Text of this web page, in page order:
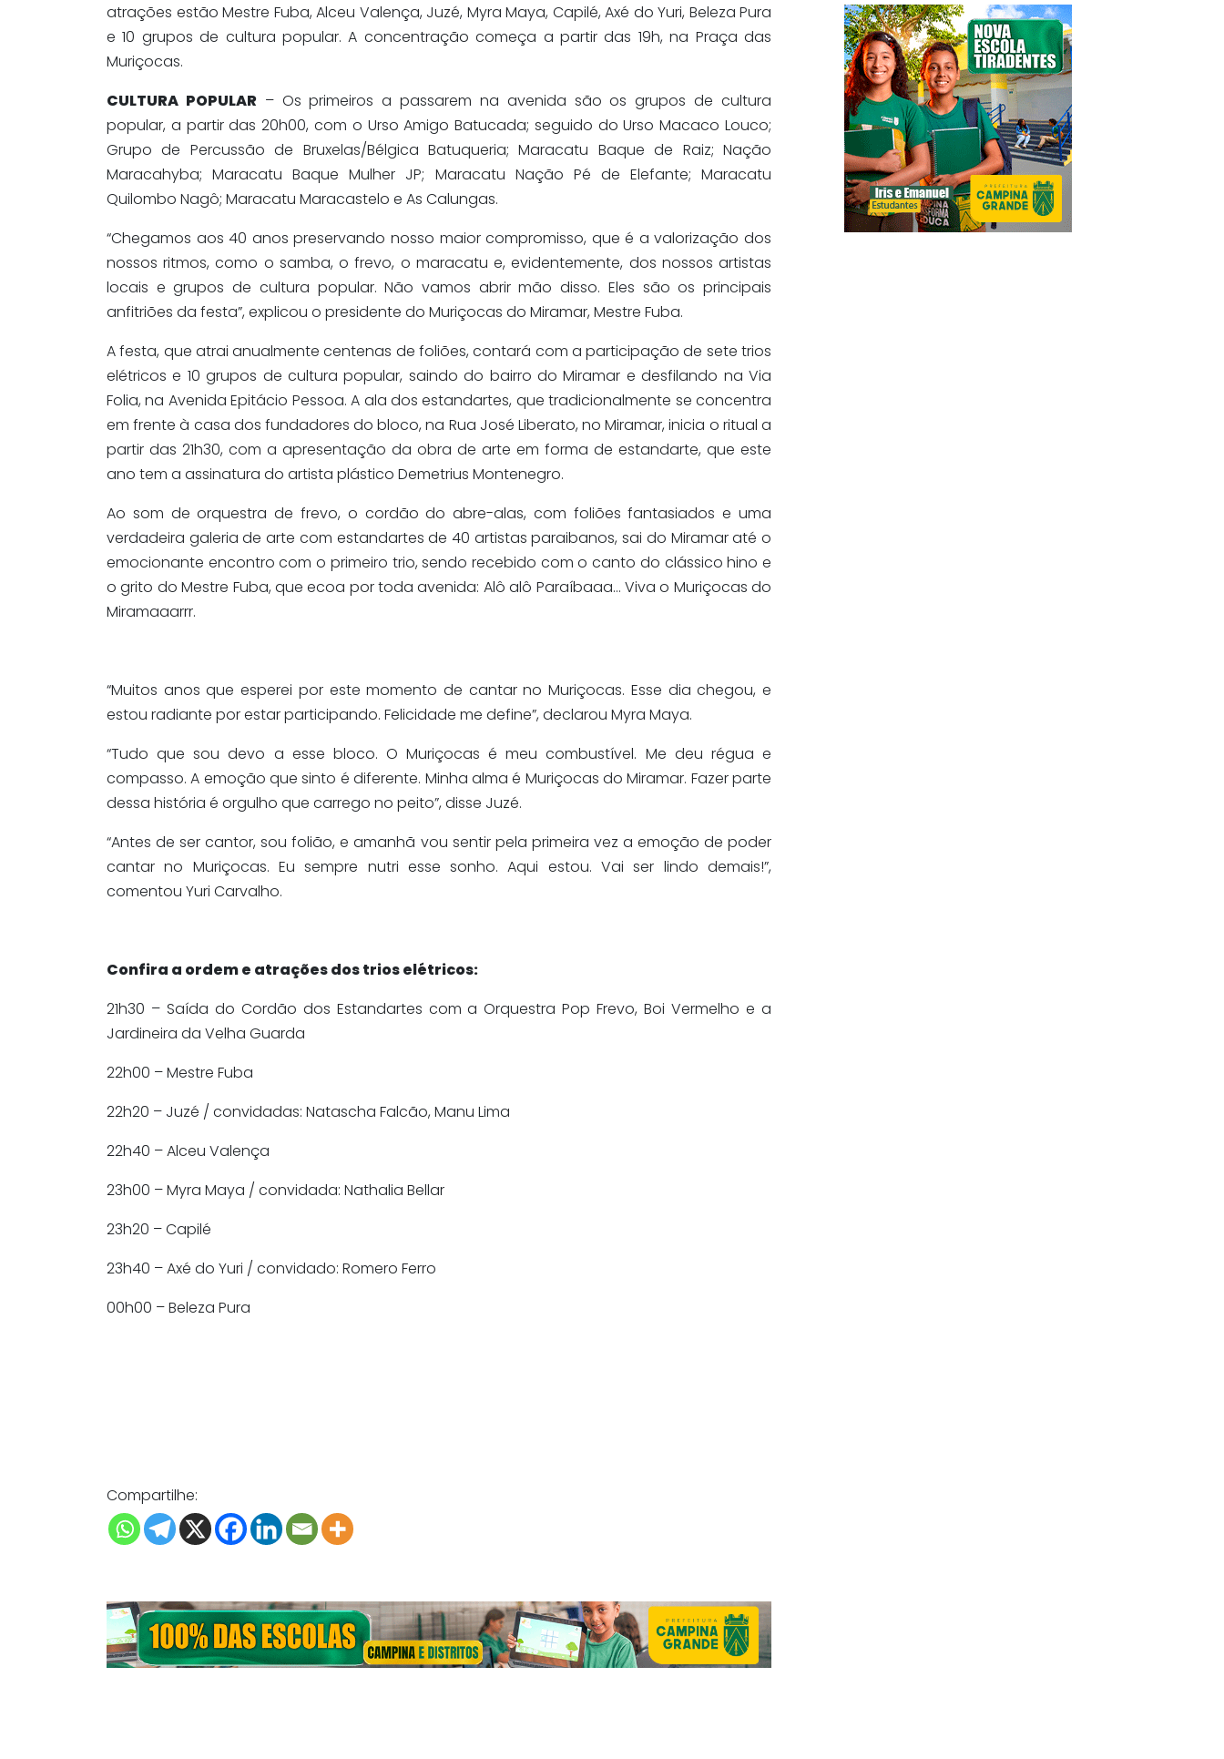
atrações estão Mestre Fuba, Alceu Valença, Juzé, Myra Maya, Capilé, Axé do Yuri, Beleza Pura
e 10 grupos de cultura popular. A concentração começa a partir das 19h, na Praça das
Muriçocas.
CULTURA POPULAR– Os primeiros a passarem na avenida são os grupos de cultura
popular, a partir das 20h00, com o Urso Amigo Batucada; seguido do Urso Macaco Louco;
Grupo de Percussão de Bruxelas/Bélgica Batuqueria; Maracatu Baque de Raiz; Nação
Maracahyba; Maracatu Baque Mulher JP; Maracatu Nação Pé de Elefante; Maracatu
Quilombo Nagô; Maracatu Maracastelo e As Calungas.
“Chegamos aos 40 anos preservando nosso maior compromisso, que é a valorização dos
nossos ritmos, como o samba, o frevo, o maracatu e, evidentemente, dos nossos artistas
locais e grupos de cultura popular. Não vamos abrir mão disso. Eles são os principais
anfitriões da festa”, explicou o presidente do Muriçocas do Miramar, Mestre Fuba.
A festa, que atrai anualmente centenas de foliões, contará com a participação de sete trios
elétricos e 10 grupos de cultura popular, saindo do bairro do Miramar e desfilando na Via
Folia, na Avenida Epitácio Pessoa. A ala dos estandartes, que tradicionalmente se concentra
em frente à casa dos fundadores do bloco, na Rua José Liberato, no Miramar, inicia o ritual a
partir das 21h30, com a apresentação da obra de arte em forma de estandarte, que este
ano tem a assinatura do artista plástico Demetrius Montenegro.
Ao som de orquestra de frevo, o cordão do abre-alas, com foliões fantasiados e uma
verdadeira galeria de arte com estandartes de 40 artistas paraibanos, sai do Miramar até o
emocionante encontro com o primeiro trio, sendo recebido com o canto do clássico hino e
o grito do Mestre Fuba, que ecoa por toda avenida: Alô alô Paraíbaaa… Viva o Muriçocas do
Miramaaarrr.
“Muitos anos que esperei por este momento de cantar no Muriçocas. Esse dia chegou, e
estou radiante por estar participando. Felicidade me define”, declarou Myra Maya.
“Tudo que sou devo a esse bloco. O Muriçocas é meu combustível. Me deu régua e
compasso. A emoção que sinto é diferente. Minha alma é Muriçocas do Miramar. Fazer parte
dessa história é orgulho que carrego no peito”, disse Juzé.
“Antes de ser cantor, sou folião, e amanhã vou sentir pela primeira vez a emoção de poder
cantar no Muriçocas. Eu sempre nutri esse sonho. Aqui estou. Vai ser lindo demais!”,
comentou Yuri Carvalho.
Confira a ordem e atrações dos trios elétricos:
21h30 – Saída do Cordão dos Estandartes com a Orquestra Pop Frevo, Boi Vermelho e a
Jardineira da Velha Guarda
22h00 – Mestre Fuba
22h20 – Juzé / convidadas: Natascha Falcão, Manu Lima
22h40 – Alceu Valença
23h00 – Myra Maya / convidada: Nathalia Bellar
23h20 – Capilé
23h40 – Axé do Yuri / convidado: Romero Ferro
00h00 – Beleza Pura
Compartilhe: